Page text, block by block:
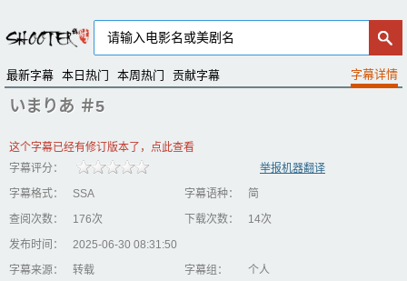
最新字幕 本日热门 本周热门 贡献字幕
いまりあ ＃5
这个字幕已经有修订版本了，点此查看
字幕评分：
举报机器翻译
字幕格式：
SSA 字幕语种：
简
查阅次数：
176次 下载次数：
14次
发布时间：
2025-06-30 08:31:50
字幕来源：
转载 字幕组：
个人